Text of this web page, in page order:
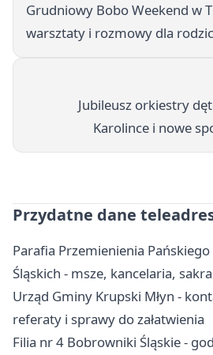
Grudniowy Bobo Weekend w
warsztaty i rozmowy dla
Jubileusz orkiestry
Karolince i nowe
Przydatne dane
Parafia Przemienienia
Śląskich - msze, kancelaria,
Urząd Gminy Krupski Młyn -
referaty i sprawy do załatwienia
Filia nr 4 Bobrowniki Śląskie -